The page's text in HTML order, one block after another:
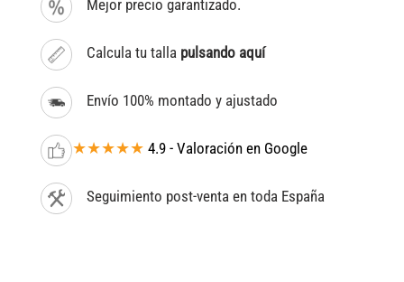
Mejor precio garantizado.
Calcula tu talla pulsando aquí
Envío 100% montado y ajustado
★★★★★ 4.9 - Valoración en Google
Seguimiento post-venta en toda España